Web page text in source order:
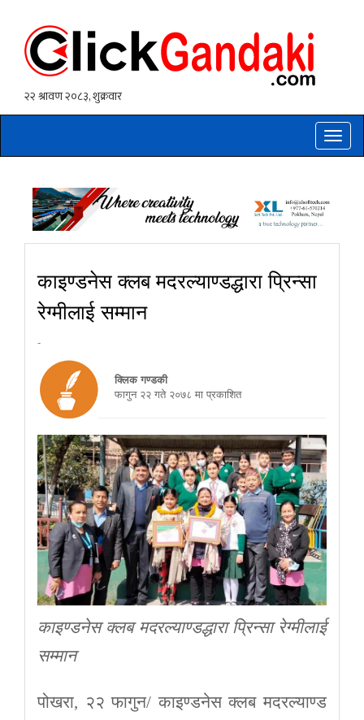
Toggle
काइण्डनेस क्लब मदरल्याण्डद्धारा प्रिन्सा
रेग्मीलाई सम्मान
-
क्लिक गण्डकी
फागुन २२ गते २०७८ मा प्रकाशित
काइण्डनेस क्लब मदरल्याण्डद्धारा प्रिन्सा रेग्मीलाई
सम्मान
पोखरा, २२ फागुन/ काइण्डनेस क्लब मदरल्याण्ड